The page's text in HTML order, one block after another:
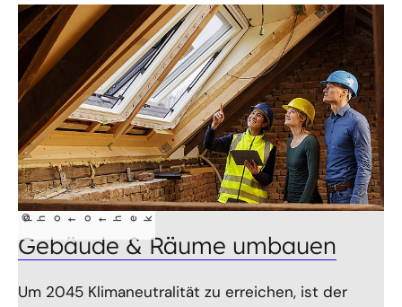
© photothek
Gebäude & Räume umbauen
Um 2045 Klimaneutralität zu erreichen, ist der